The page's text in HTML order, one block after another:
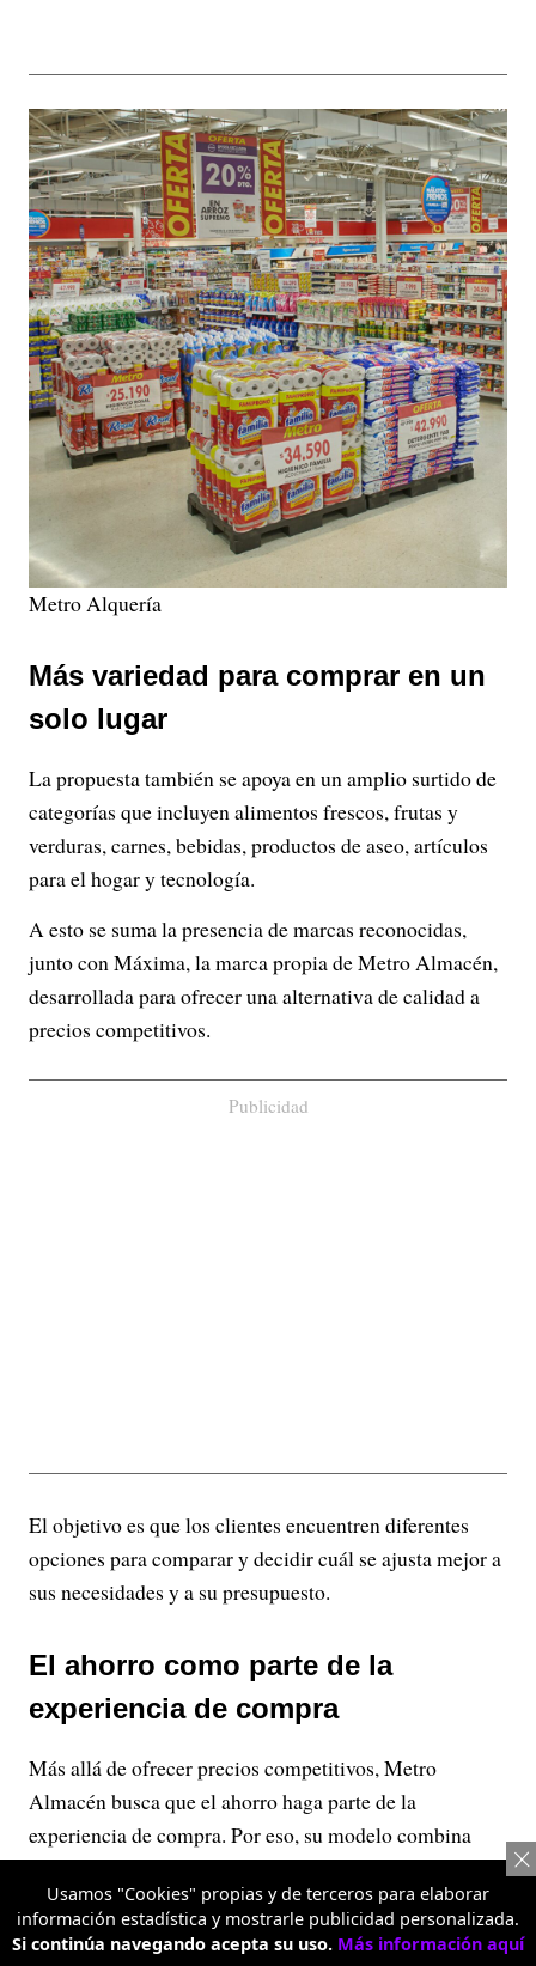
Metro Alquería
Más variedad para comprar en un
solo lugar
La propuesta también se apoya en un amplio surtido de
categorías que incluyen alimentos frescos, frutas y
verduras, carnes, bebidas, productos de aseo, artículos
para el hogar y tecnología.
A esto se suma la presencia de marcas reconocidas,
junto con Máxima, la marca propia de Metro Almacén,
desarrollada para ofrecer una alternativa de calidad a
precios competitivos.
Publicidad
El objetivo es que los clientes encuentren diferentes
opciones para comparar y decidir cuál se ajusta mejor a
sus necesidades y a su presupuesto.
El ahorro como parte de la
experiencia de compra
Más allá de ofrecer precios competitivos, Metro
Almacén busca que el ahorro haga parte de la
experiencia de compra. Por eso, su modelo combina
variedad, diferentes presentaciones de producto y
precios escalonados para que cada persona decida cómo
aprovechar mejor su dinero.
Usamos "Cookies" propias y de terceros para elaborar
información estadística y mostrarle publicidad personalizada.
Si continúa navegando acepta su uso. Más información aquí